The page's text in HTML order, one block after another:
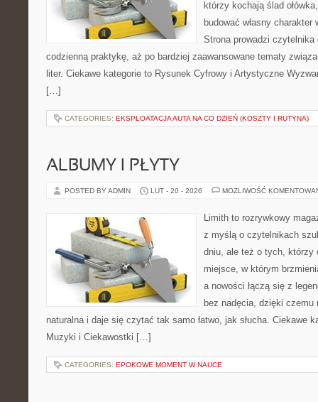
którzy kochają ślad
budować własny
Strona prowadzi
codzienną praktykę, aż po bardziej zaawansowane tematy
liter. Ciekawe kategorie to Rysunek Cyfrowy i Artystyczne
[…]
CATEGORIES: EKSPLOATACJA AUTA NA CO DZIEŃ (KOSZTY I RUTYNA)
ALBUMY I PŁYTY
POSTED BY ADMIN LUT - 20 - 2026 MOŻLIWOŚĆ
Limith to rozrywkowy
z myślą o czytelnikach
dniu, ale też o tych, którzy
miejsce, w którym
a nowości łączą się z
bez nadęcia, dzięki
naturalna i daje się czytać tak samo łatwo, jak słucha. Ciekawe
Muzyki i Ciekawostki […]
CATEGORIES: EPOKOWE MOMENT W NAUCE